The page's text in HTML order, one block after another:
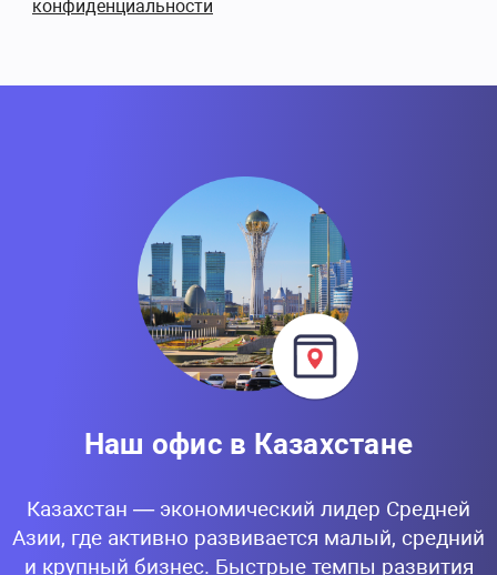
конфиденциальности
Наш офис в Казахстане
Казахстан — экономический лидер Средней
Азии, где активно развивается малый, средний
и крупный бизнес. Быстрые темпы развития